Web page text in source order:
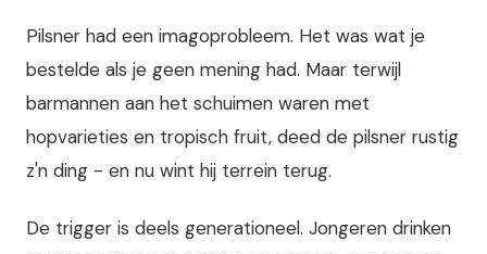
Pilsner had een imagoprobleem. Het was wat je
bestelde als je geen mening had. Maar terwijl
barmannen aan het schuimen waren met
hopvarieties en tropisch fruit, deed de pilsner rustig
z'n ding - en nu wint hij terrein terug.
De trigger is deels generationeel. Jongeren drinken